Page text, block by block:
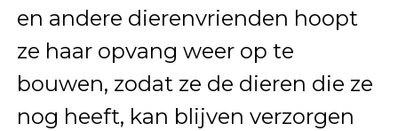
en andere dierenvrienden hoopt
ze haar opvang weer op te
bouwen, zodat ze de dieren die ze
nog heeft, kan blijven verzorgen